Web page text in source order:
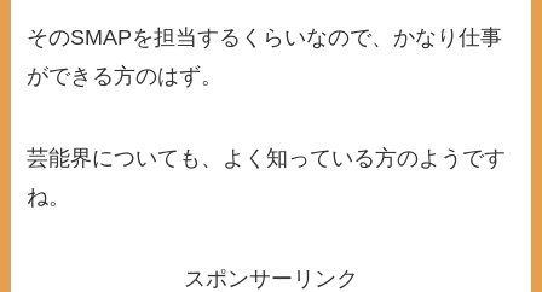
そのSMAPを担当するくらいなので、かなり仕事
ができる方のはず。
芸能界についても、よく知っている方のようです
ね。
スポンサーリンク